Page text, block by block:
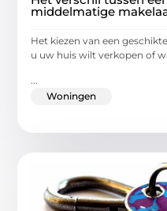
middelmatige
Het kiezen van een
u uw huis wilt verkopen of
Woningen